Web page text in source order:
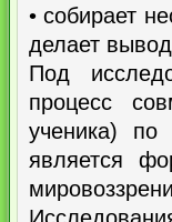
• собирает
делает
Под
процесс
ученика) по
является